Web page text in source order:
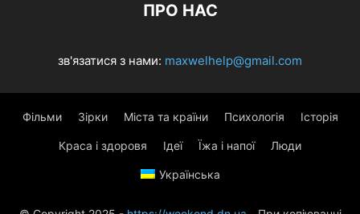
ПРО НАС
зв'язатися з нами: maxwelhelp@gmail.com
Фільми Зірки Міста та країни Психологія Історія
Краса і здоровя Ідеї Їжа і напої Люди
Українська